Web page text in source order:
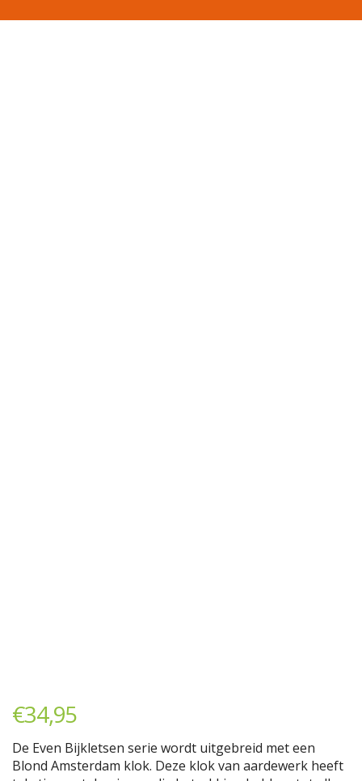
€34,95
De Even Bijkletsen serie wordt uitgebreid met een
Blond Amsterdam klok. Deze klok van aardewerk heeft